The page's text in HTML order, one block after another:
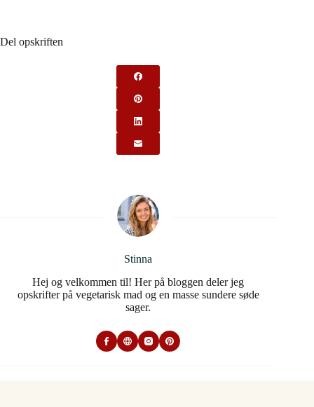
Del opskriften
Stinna
Hej og velkommen til! Her på bloggen deler jeg
opskrifter på vegetarisk mad og en masse sundere søde
sager.